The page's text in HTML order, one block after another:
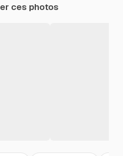
ces photos